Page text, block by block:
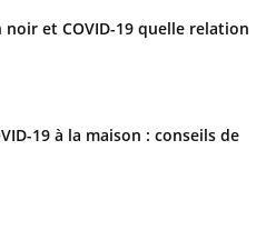
noir et COVID-19 quelle relation
19 à la maison : conseils de